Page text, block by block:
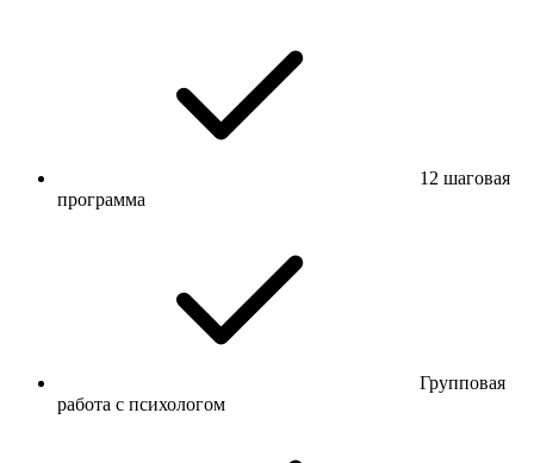
12 шаговая
программа
Групповая
работа с психологом